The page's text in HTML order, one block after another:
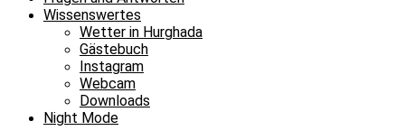
Wissenswertes
Wetter in Hurghada
Gästebuch
Instagram
Webcam
Downloads
Night Mode